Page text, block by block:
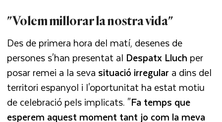
"Volem millorar la nostra vida"
Des de primera hora del matí, desenes de
persones s'han presentat al Despatx Lluch per
posar remei a la seva situació irregular a dins del
territori espanyol i l'oportunitat ha estat motiu
de celebració pels implicats. "Fa temps que
esperem aquest moment tant jo com la meva